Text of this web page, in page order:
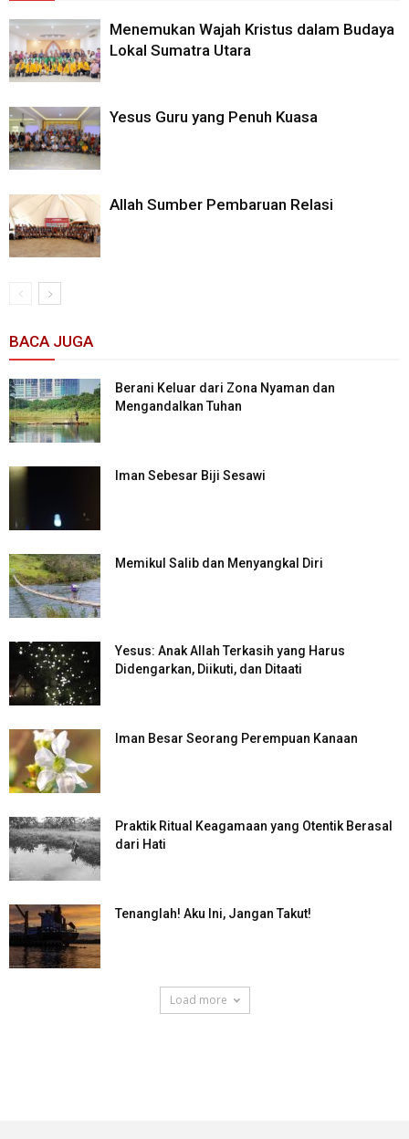
Menemukan Wajah Kristus dalam Budaya
Lokal Sumatra Utara
Yesus Guru yang Penuh Kuasa
Allah Sumber Pembaruan Relasi
BACA JUGA
Berani Keluar dari Zona Nyaman dan
Mengandalkan Tuhan
Iman Sebesar Biji Sesawi
Memikul Salib dan Menyangkal Diri
Yesus: Anak Allah Terkasih yang Harus
Didengarkan, Diikuti, dan Ditaati
Iman Besar Seorang Perempuan Kanaan
Praktik Ritual Keagamaan yang Otentik Berasal
dari Hati
Tenanglah! Aku Ini, Jangan Takut!
Load more